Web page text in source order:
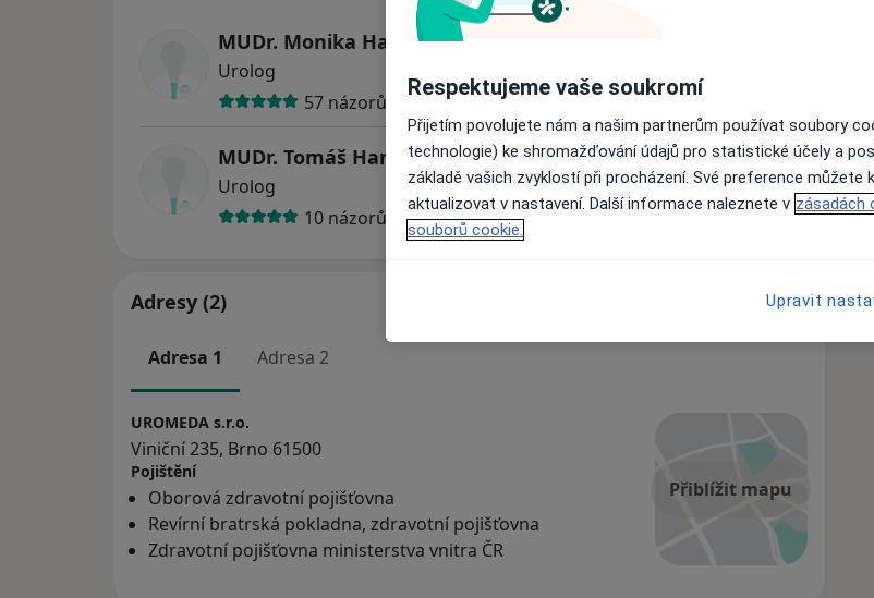
MUDr. Monika Hanáková
Urolog
57 názorů
MUDr. Tomáš Hanák
Urolog
10 názorů
Adresy (2)
Adresa 1 Adresa 2
Přiblížit mapu
UROMEDA s.r.o.
Viniční 235, Brno 61500
Pojištění
Oborová zdravotní pojišťovna
Revírní bratrská pokladna, zdravotní pojišťovna
Zdravotní pojišťovna ministerstva vnitra ČR
Respektujeme vaše soukromí
Přijetím povolujete nám a našim partnerům používat soubory
technologie) ke shromažďování údajů pro statistické účely a
základě vašich zvyklostí při procházení. Své preference můžete
aktualizovat v nastavení. Další informace naleznete v zásadách
souborů cookie.
Upravit